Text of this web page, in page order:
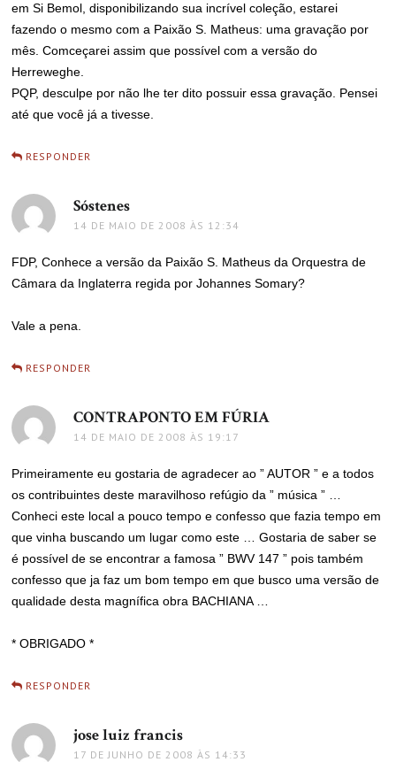
em Si Bemol, disponibilizando sua incrível coleção, estarei
fazendo o mesmo com a Paixão S. Matheus: uma gravação por
mês. Comceçarei assim que possível com a versão do
Herreweghe.
PQP, desculpe por não lhe ter dito possuir essa gravação. Pensei
até que você já a tivesse.
RESPONDER
Sóstenes
14 DE MAIO DE 2008 ÀS 12:34
FDP, Conhece a versão da Paixão S. Matheus da Orquestra de
Câmara da Inglaterra regida por Johannes Somary?
Vale a pena.
RESPONDER
CONTRAPONTO EM FÚRIA
14 DE MAIO DE 2008 ÀS 19:17
Primeiramente eu gostaria de agradecer ao ” AUTOR ” e a todos
os contribuintes deste maravilhoso refúgio da ” música ” …
Conheci este local a pouco tempo e confesso que fazia tempo em
que vinha buscando um lugar como este … Gostaria de saber se
é possível de se encontrar a famosa ” BWV 147 ” pois também
confesso que ja faz um bom tempo em que busco uma versão de
qualidade desta magnífica obra BACHIANA …
* OBRIGADO *
RESPONDER
jose luiz francis
17 DE JUNHO DE 2008 ÀS 14:33